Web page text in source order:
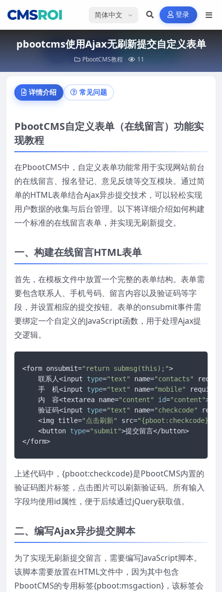
选择语言 登录
pbootcms使用Ajax无刷新提交自定义表单
PbootCMS教程 11
详情介绍 常见问题
PbootCMS自定义表单（在线留言）功能实
现教程
在PbootCMS中，自定义表单功能常用于实现网站前台
的在线留言、报名登记、意见反馈等交互模块。通过简
单的HTML表单结合Ajax异步提交技术，可以轻松实现
用户数据的收集与后台管理。以下将详细介绍如何构建
一个标准的在线留言表单，并实现无刷新提交。
一、构建在线留言HTML表单
首先，在模板文件中放置一个完整的表单结构。表单需
要包含联系人、手机号码、留言内容以及验证码等字
段，并设置相应的提交按钮。表单的onsubmit事件需
要绑定一个自定义的JavaScript函数，用于处理Ajax提
交逻辑。
<form onsubmit="return submsg(this);">
    联系人<input
type="text" name="contacts"
    手　机<input
type="text" name="mobile"
    内　容<textarea name=
"content" id="content"></
    验证码<input
type="text" name="checkcode"
    <img title=
"点击刷新" src="{pboot:checkcode}"
    <button
type="submit">提交留言</button>
</form>
上述代码中，{pboot:checkcode}是PbootCMS内置的
验证码图片标签，点击图片可以刷新验证码。所有输入
字段均使用id属性，便于后续通过jQuery获取值。
二、编写Ajax异步提交脚本
为了实现无刷新提交留言，需要编写JavaScript脚本。
该脚本需要放置在HTML文件中，因为其中包含
PbootCMS的专用标签{pboot:msgaction}，该标签会